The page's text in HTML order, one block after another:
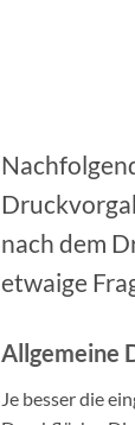
nach dem
etwaige
Allgemeine
Je besser die